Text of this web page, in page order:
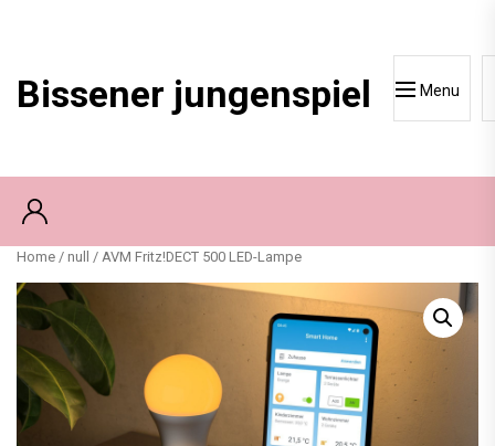
Bissener jungenspiel Menu
Home / null / AVM Fritz!DECT 500 LED-Lampe